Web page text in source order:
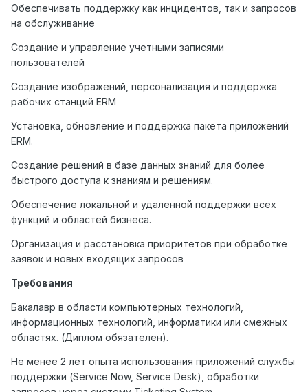
Обеспечивать поддержку как инцидентов, так и запросов
на обслуживание
Создание и управление учетными записями
пользователей
Создание изображений, персонализация и поддержка
рабочих станций ERM
Установка, обновление и поддержка пакета приложений
ERM.
Создание решений в базе данных знаний для более
быстрого доступа к знаниям и решениям.
Обеспечение локальной и удаленной поддержки всех
функций и областей бизнеса.
Организация и расстановка приоритетов при обработке
заявок и новых входящих запросов
Требования
Бакалавр в области компьютерных технологий,
информационных технологий, информатики или смежных
областях. (Диплом обязателен).
Не менее 2 лет опыта использования приложений службы
поддержки (Service Now, Service Desk), обработки